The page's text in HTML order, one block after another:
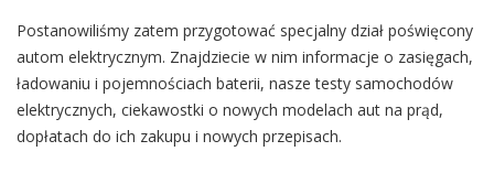
Postanowiliśmy zatem przygotować specjalny dział poświęcony
autom elektrycznym. Znajdziecie w nim informacje o zasięgach,
ładowaniu i pojemnościach baterii, nasze testy samochodów
elektrycznych, ciekawostki o nowych modelach aut na prąd,
dopłatach do ich zakupu i nowych przepisach.